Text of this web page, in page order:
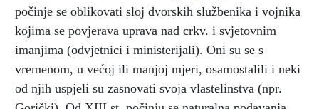
počinje se oblikovati sloj dvorskih službenika i vojnika
kojima se povjerava uprava nad crkv. i svjetovnim
imanjima (odvjetnici i ministerijali). Oni su se s
vremenom, u većoj ili manjoj mjeri, osamostalili i neki
od njih uspjeli su zasnovati svoja vlastelinstva (npr.